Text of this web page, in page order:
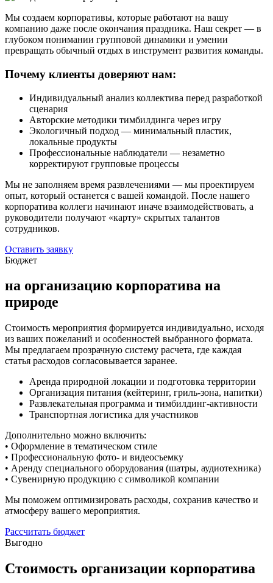
Мы создаем корпоративы, которые работают на вашу
компанию даже после окончания праздника. Наш секрет — в
глубоком понимании групповой динамики и умении
превращать обычный отдых в инструмент развития команды.
Почему клиенты доверяют нам:
Индивидуальный анализ коллектива перед разработкой
сценария
Авторские методики тимбилдинга через игру
Экологичный подход — минимальный пластик,
локальные продукты
Профессиональные наблюдатели — незаметно
корректируют групповые процессы
Мы не заполняем время развлечениями — мы проектируем
опыт, который останется с вашей командой. После нашего
корпоратива коллеги начинают иначе взаимодействовать, а
руководители получают «карту» скрытых талантов
сотрудников.
Оставить заявку
Бюджет
на организацию корпоратива на
природе
Стоимость мероприятия формируется индивидуально, исходя
из ваших пожеланий и особенностей выбранного формата.
Мы предлагаем прозрачную систему расчета, где каждая
статья расходов согласовывается заранее.
Аренда природной локации и подготовка территории
Организация питания (кейтеринг, гриль-зона, напитки)
Развлекательная программа и тимбилдинг-активности
Транспортная логистика для участников
Дополнительно можно включить:
• Оформление в тематическом стиле
• Профессиональную фото- и видеосъемку
• Аренду специального оборудования (шатры, аудиотехника)
• Сувенирную продукцию с символикой компании
Мы поможем оптимизировать расходы, сохранив качество и
атмосферу вашего мероприятия.
Рассчитать бюджет
Выгодно
Стоимость организации корпоратива